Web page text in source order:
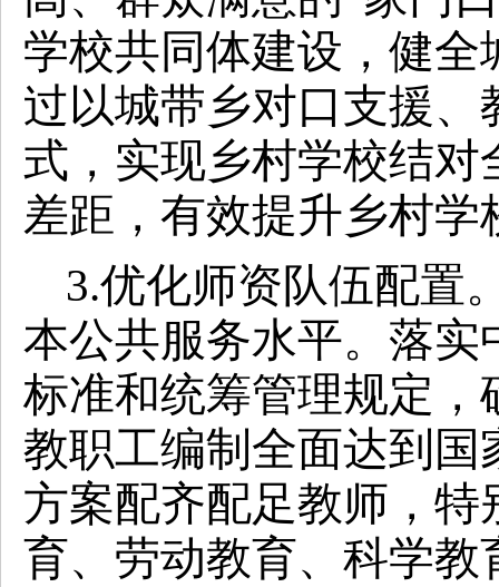
学校共同体建设，健
过以城带乡对口支援、
式，实现乡村学校结
差距，有效提升乡村
3.优化师资队伍配置
本公共服务水平。落
标准和统筹管理规定
教职工编制全面达到
方案配齐配足教师，
育、劳动教育、科学